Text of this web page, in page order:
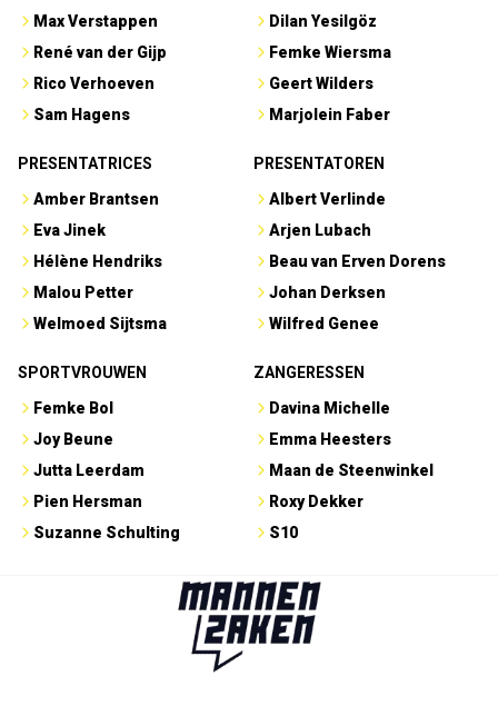
Max Verstappen
René van der Gijp
Rico Verhoeven
Sam Hagens
Dilan Yesilgöz
Femke Wiersma
Geert Wilders
Marjolein Faber
PRESENTATRICES
Amber Brantsen
Eva Jinek
Hélène Hendriks
Malou Petter
Welmoed Sijtsma
PRESENTATOREN
Albert Verlinde
Arjen Lubach
Beau van Erven Dorens
Johan Derksen
Wilfred Genee
SPORTVROUWEN
Femke Bol
Joy Beune
Jutta Leerdam
Pien Hersman
Suzanne Schulting
ZANGERESSEN
Davina Michelle
Emma Heesters
Maan de Steenwinkel
Roxy Dekker
S10